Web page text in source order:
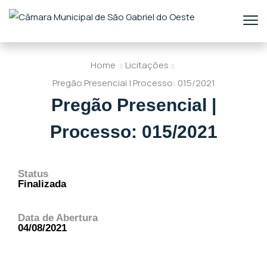
Home
Licitações
Pregão Presencial | Processo: 015/2021
Pregão Presencial |
Processo: 015/2021
Status
Finalizada
Data de Abertura
04/08/2021